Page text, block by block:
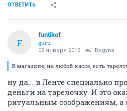
ОТВЕТИТЬ
F
funtikof
guru
09 января 2013 Regyna
В магазине, на любой кассе, есть
ну да... в Ленте специально
деньги на тарелочку. И это
ритуальным соображениям, а